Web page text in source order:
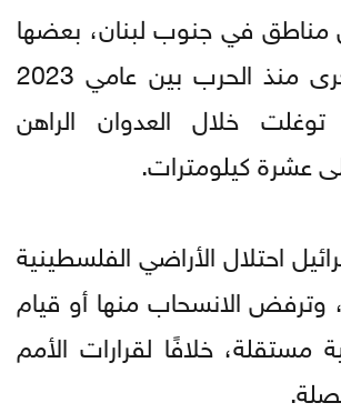
مناطق في جنوب لبنان، بعضها
منذ عقود وأخرى منذ الحرب بين عامي 2023
كما توغلت خلال العدوان الراهن
عشرة كيلومترات.
احتلال الأراضي الفلسطينية
الانسحاب منها أو قيام
مستقلة، خلافًا لقرارات الأمم